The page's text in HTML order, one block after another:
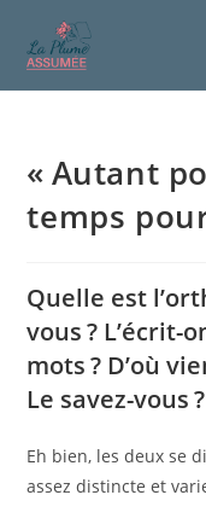
content
« Autant
temps
Quelle est
vous ? L’écrit-
mots ? D’où
Le savez-vous ?
Eh bien, les deux se
assez distincte et